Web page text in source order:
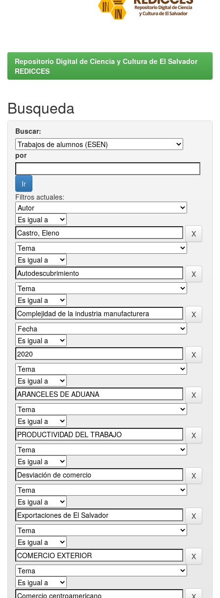
Repositorio Digital de Ciencia y Cultura de El Salvador
REDICCES
Busqueda
Buscar:
por
Filtros actuales: